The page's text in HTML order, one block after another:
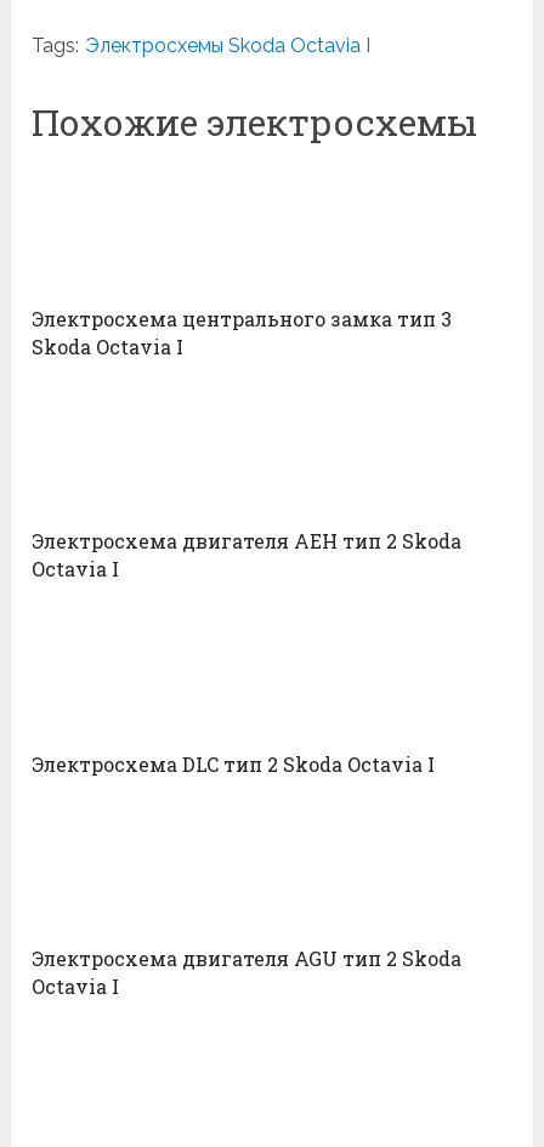
Tags: Электросхемы Skoda Octavia I
Похожие электросхемы
Электросхема центрального замка тип 3
Skoda Octavia I
Электросхема двигателя AEH тип 2 Skoda
Octavia I
Электросхема DLC тип 2 Skoda Octavia I
Электросхема двигателя AGU тип 2 Skoda
Octavia I